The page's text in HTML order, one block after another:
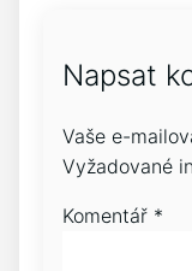
Napsat
Vaše e-
Vyžadované
Komentář *